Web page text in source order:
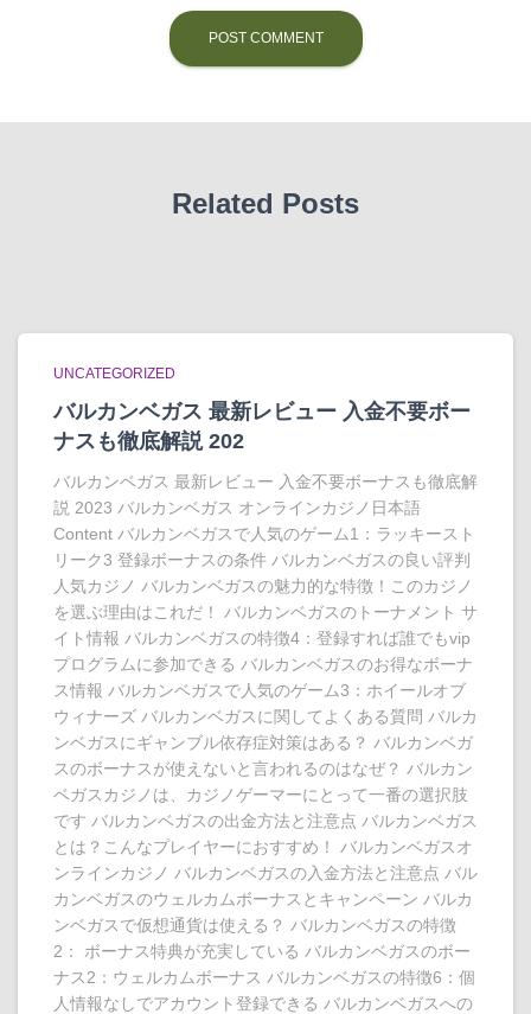
Related Posts
UNCATEGORIZED
バルカンベガス 最新レビュー 入金不要ボー
ナスも徹底解説 202
バルカンベガス 最新レビュー 入金不要ボーナスも徹底解
説 2023 バルカンベガス オンラインカジノ日本語
Content バルカンベガスで人気のゲーム1：ラッキースト
リーク3 登録ボーナスの条件 バルカンベガスの良い評判
人気カジノ バルカンベガスの魅力的な特徴！このカジノ
を選ぶ理由はこれだ！ バルカンベガスのトーナメント サ
イト情報 バルカンベガスの特徴4：登録すれば誰でもvip
プログラムに参加できる バルカンベガスのお得なボーナ
ス情報 バルカンベガスで人気のゲーム3：ホイールオブ
ウィナーズ バルカンベガスに関してよくある質問 バルカ
ンベガスにギャンブル依存症対策はある？ バルカンベガ
スのボーナスが使えないと言われるのはなぜ？ バルカン
ベガスカジノは、カジノゲーマーにとって一番の選択肢
です バルカンベガスの出金方法と注意点 バルカンベガス
とは？こんなプレイヤーにおすすめ！ バルカンベガスオ
ンラインカジノ バルカンベガスの入金方法と注意点 バル
カンベガスのウェルカムボーナスとキャンペーン バルカ
ンベガスで仮想通貨は使える？ バルカンベガスの特徴
2： ボーナス特典が充実している バルカンベガスのボー
ナス2：ウェルカムボーナス バルカンベガスの特徴6：個
人情報なしでアカウント登録できる バルカンベガスへの